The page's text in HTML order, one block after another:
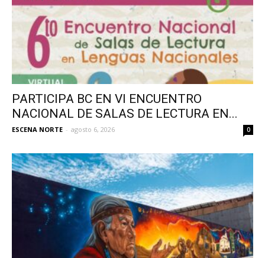
PARTICIPA BC EN VI ENCUENTRO
NACIONAL DE SALAS DE LECTURA EN...
ESCENA NORTE - agosto 6, 2026 0